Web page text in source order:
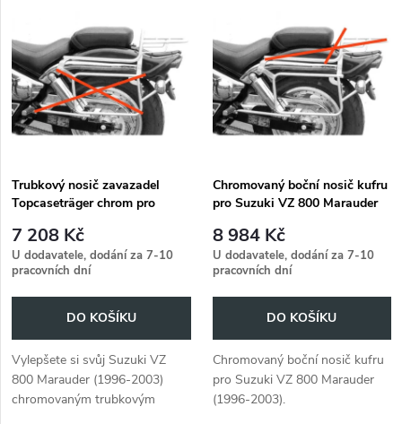
e
n
p
r
o
d
u
Abecedně
ý
p
i
s
p
r
o
d
u
Trubkový nosič zavazadel
Topcaseträger chrom pro
(1996-2003)
7 208 Kč
U dodavatele, dodání za 7-10
pracovních dní
DO KOŠÍKU
Vylepšete si svůj Suzuki VZ
800 Marauder (1996-2003)
chromovaným trubkovým
Chromovaný boční nosič kufru
pro Suzuki VZ 800 Marauder
8 984 Kč
U dodavatele, dodání za 7-10
pracovních dní
DO KOŠÍKU
Chromovaný boční nosič kufru
pro Suzuki VZ 800 Marauder
(1996-2003).